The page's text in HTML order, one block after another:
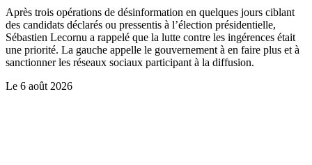
Après trois opérations de désinformation en quelques jours ciblant
des candidats déclarés ou pressentis à l’élection présidentielle,
Sébastien Lecornu a rappelé que la lutte contre les ingérences était
une priorité. La gauche appelle le gouvernement à en faire plus et à
sanctionner les réseaux sociaux participant à la diffusion.
Le 6 août 2026